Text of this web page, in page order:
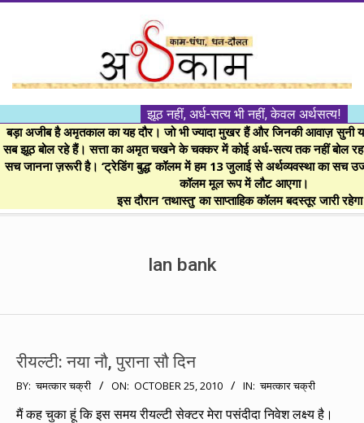
।।
अर्थकाम।।
BE
FINANCIALLY
झूठ नहीं, अर्ध-सत्य भी नहीं, केवल अर्थसत्य!
बड़ा अजीब है अमृतकाल का यह दौर। जो भी ज्यादा मुखर हैं और जिनकी आवाज़ सुनी
सब झूठ बोल रहे हैं। सत्ता का अमृत चखने के चक्कर में कोई अर्ध-सत्य तक नहीं बोल
सच जानना ज़रूरी है। ‘ट्रेडिंग बुद्ध’ कॉलम में हम 13 जुलाई से अर्थव्यवस्था का सच
कॉलम मूल रूप में लौट आएगा।
इस दौरान ‘तथास्तु’ का साप्ताहिक कॉलम बदस्तूर जारी
lan bank
रीयल्टी: नया नौ, पुराना सौ दिन
2010-
10-
BY: चमत्कार चक्री ON: OCTOBER 25, 2010 IN: चमत्कार चक्री
मैं कह चुका हूं कि इस समय रीयल्टी सेक्टर मेरा पसंदीदा निवेश लक्ष्य है।